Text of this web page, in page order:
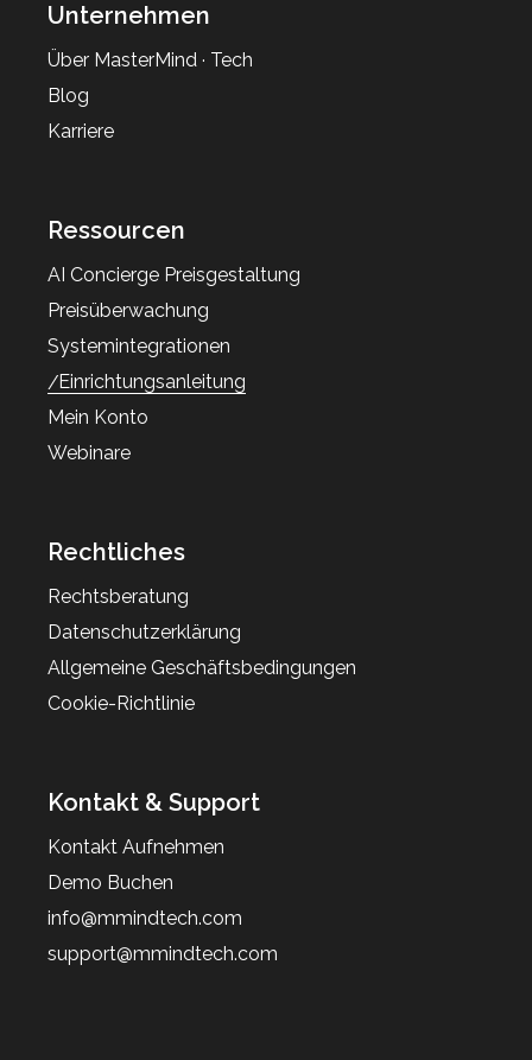
Unternehmen
Über MasterMind · Tech
Blog
Karriere
Ressourcen
AI Concierge Preisgestaltung
Preisüberwachung
Systemintegrationen
Einrichtungsanleitung
Mein Konto
Webinare
Rechtliches
Rechtsberatung
Datenschutzerklärung
Allgemeine Geschäftsbedingungen
Cookie-Richtlinie
Kontakt & Support
Kontakt Aufnehmen
Demo Buchen
info@mmindtech.com
support@mmindtech.com